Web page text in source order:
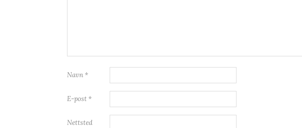
Navn *
E-post *
Nettsted